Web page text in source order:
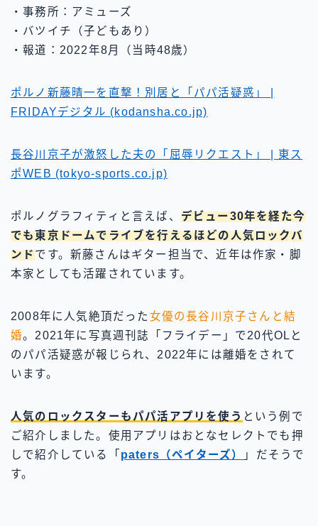
・事務所：アミューズ
・バツイチ（子どもあり）
・報道：2022年8月（当時48歳）
ポルノ新藤晴一を直撃！別居と「パパ活疑惑」 |
FRIDAYデジタル (kodansha.co.jp)
長谷川京子が激怒した夫の「屈辱リクエスト」 | 東ス
ポWEB (tokyo-sports.co.jp)
ポルノグラフィティと言えば、 デビュー30年を経た今
でも東京ドームでライブを行えるほどの人気ロックバ
ンド です。新藤さんはギター担当で、近年は作家・脚
本家としても活躍されています。
2008年に人気絶頂だった 女優の長谷川京子さんと結
婚。2021年に写真週刊誌「フライデー」で20代OLと
のパパ活疑惑が報じられ、2022年には離婚をされて
います。
人気のロックスターもパパ活アプリを使う という例で
ご紹介しました。使用アプリはおとなセレクトでも押
しで紹介している「 paters（ペイターズ）
」だそうで
す。